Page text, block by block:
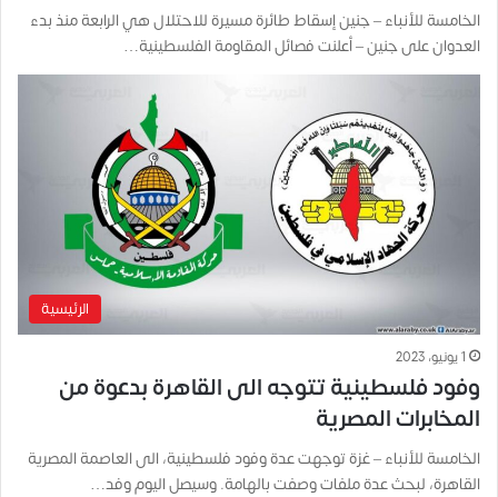
الخامسة للأنباء – جنين إسقاط طائرة مسيرة للاحتلال هي الرابعة منذ بدء
العدوان على جنين – أعلنت فصائل المقاومة الفلسطينية…
الرئيسية
1 يونيو، 2023
وفود فلسطينية تتوجه الى القاهرة بدعوة من
المخابرات المصرية
الخامسة للأنباء – غزة توجهت عدة وفود فلسطينية، الى العاصمة المصرية
القاهرة، لبحث عدة ملفات وصفت بالهامة. وسيصل اليوم وفد…